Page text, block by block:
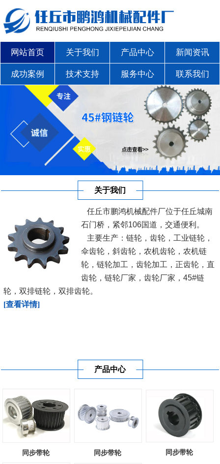
网站首页 关于我们 产品中心 新闻资讯
成功案例 技术支持 服务中心 联系我们
关于我们
任丘市鹏鸿机械配件厂位于任丘城南
石门桥，紧邻106国道，交通便利。
主要生产：链轮，齿轮，工业链轮，
伞齿轮，斜齿轮，农机齿轮，农机链
轮，链轮加工，齿轮加工，正齿轮，直
齿轮，链轮厂家，齿轮厂家，45#链
轮，双排链轮，双排齿轮。
[查看详情]
产品中心
同步带轮 同步带轮 同步带轮